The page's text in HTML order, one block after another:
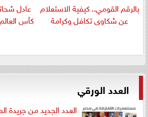
بالرقم القومي.. كيفية الاستعلام
عن شكاوى تكافل وكرامة
عادل
كأس
العدد الورقي
العدد الجديد من جريدة